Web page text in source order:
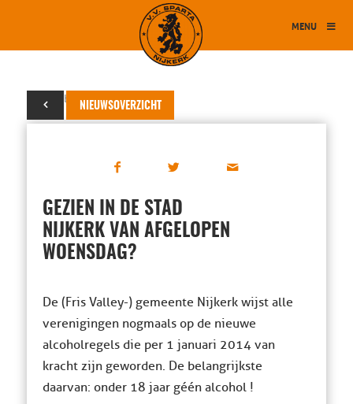
MENU
NIEUWSOVERZICHT
17 oktober 2014
GEZIEN IN DE STAD
NIJKERK VAN AFGELOPEN
WOENSDAG?
De (Fris Valley-) gemeente Nijkerk wijst alle
verenigingen nogmaals op de nieuwe
alcoholregels die per 1 januari 2014 van
kracht zijn geworden. De belangrijkste
daarvan: onder 18 jaar géén alcohol !